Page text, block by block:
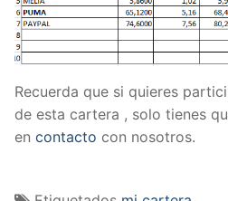
Recuerda que si quieres
de esta cartera , solo tienes
en contacto con nosotros.